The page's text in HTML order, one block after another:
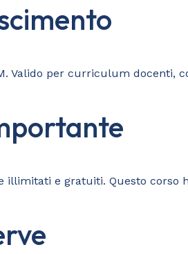
Valido per curriculum docenti,
illimitati e gratuiti. Questo corso